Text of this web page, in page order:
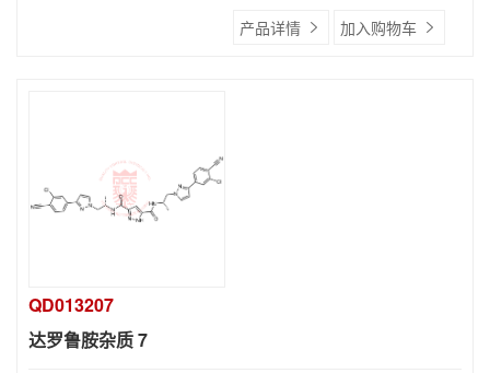
产品详情 加入购物车
QD013207
达罗鲁胺杂质 7